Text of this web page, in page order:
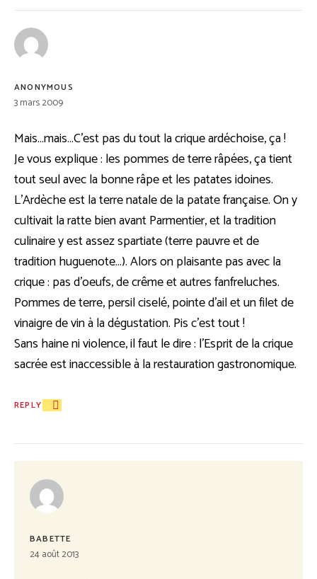
ANONYMOUS
3 mars 2009
Mais…mais…C’est pas du tout la crique ardéchoise, ça !
Je vous explique : les pommes de terre râpées, ça tient
tout seul avec la bonne râpe et les patates idoines.
L’Ardèche est la terre natale de la patate française. On y
cultivait la ratte bien avant Parmentier, et la tradition
culinaire y est assez spartiate (terre pauvre et de
tradition huguenote…). Alors on plaisante pas avec la
crique : pas d’oeufs, de crême et autres fanfreluches.
Pommes de terre, persil ciselé, pointe d’ail et un filet de
vinaigre de vin à la dégustation. Pis c’est tout !
Sans haine ni violence, il faut le dire : l’Esprit de la crique
sacrée est inaccessible à la restauration gastronomique.
REPLY
BABETTE
24 août 2013